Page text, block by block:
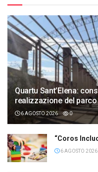
Quartu Sant’Elena:
realizzazione del
6 AGOSTO 2026 0
“Coros
6 AGOSTO 2026